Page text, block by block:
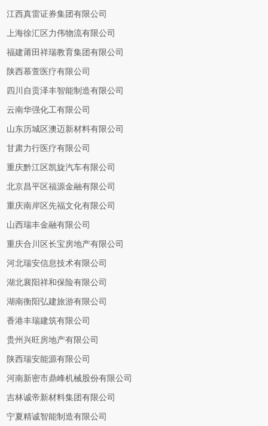
江西真雷证券集团有限公司
上海徐汇区力伟物流有限公司
福建莆田祥瑞教育集团有限公司
陕西慕萱医疗有限公司
四川自贡泽丰智能制造有限公司
云南华强化工有限公司
山东历城区澳迈新材料有限公司
甘肃力行医疗有限公司
重庆黔江区凯旋汽车有限公司
北京昌平区福源金融有限公司
重庆南岸区先福文化有限公司
山西瑞丰金融有限公司
重庆合川区长宝房地产有限公司
河北瑞安信息技术有限公司
湖北襄阳祥和保险有限公司
湖南衡阳弘建旅游有限公司
香港丰瑞建筑有限公司
贵州兴旺房地产有限公司
陕西瑞安能源有限公司
河南新密市鼎峰机械股份有限公司
吉林诚帝新材料集团有限公司
宁夏精诚智能制造有限公司